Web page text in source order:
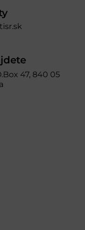
47, 840 05